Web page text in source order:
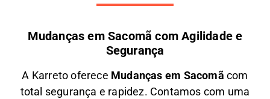
Mudanças em Sacomã com Agilidade e
Segurança
A Karretooferece Mudanças em Sacomã com
total segurança e rapidez. Contamos com uma